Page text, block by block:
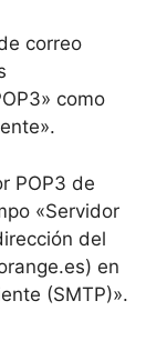
correo
como
POP3 de
«Servidor
del
en
(SMTP)».